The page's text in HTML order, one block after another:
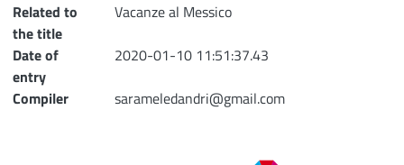
Related to
the title
Vacanze al Messico
Date of
entry
2020-01-10 11:51:37.43
Compiler
sarameledandri@gmail.com